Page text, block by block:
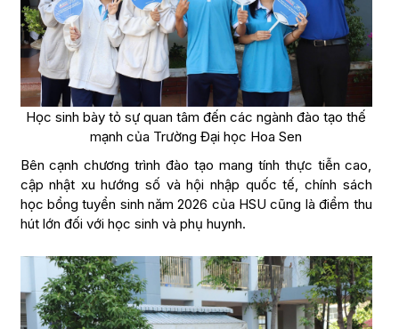
Học sinh bày tỏ sự quan tâm đến các ngành đào tạo thế
mạnh của Trường Đại học Hoa Sen
Bên cạnh chương trình đào tạo mang tính thực tiễn cao,
cập nhật xu hướng số và hội nhập quốc tế, chính sách
học bổng tuyển sinh năm 2026 của HSU cũng là điểm thu
hút lớn đối với học sinh và phụ huynh.